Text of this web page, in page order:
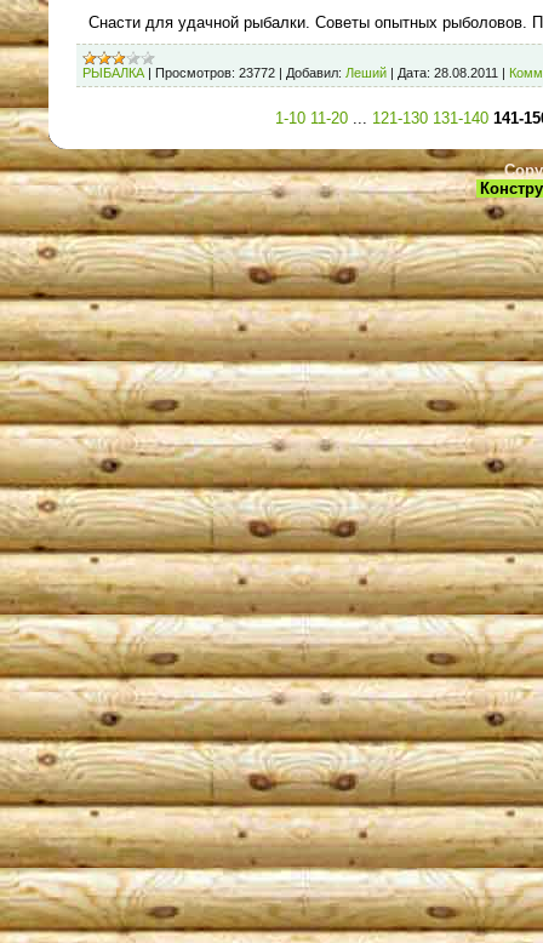
Снасти для удачной рыбалки. Советы опытных рыболовов.
РЫБАЛКА Просмотров: 23772 Добавил: Леший Дата: 28.08.2011
1-10 11-20 ... 121-130 131-140 141-